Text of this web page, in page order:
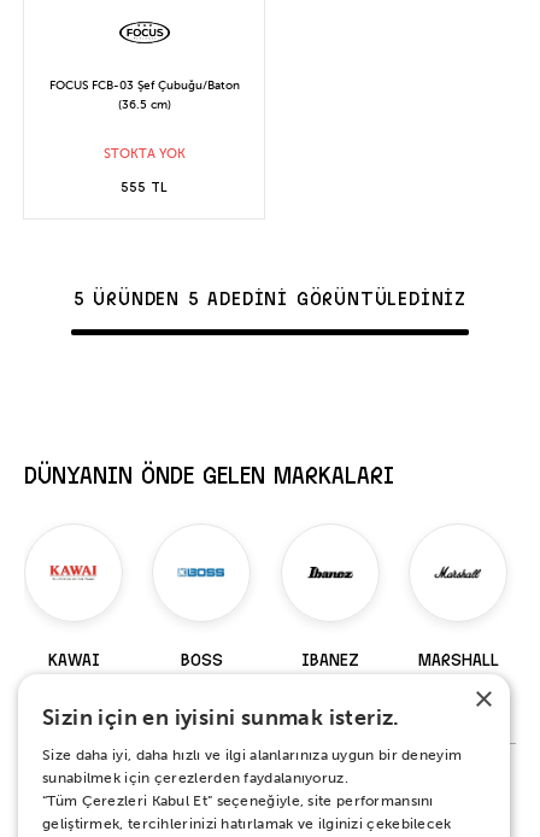
FOCUS FCB-03 Şef Çubuğu/Baton
(36.5 cm)
STOKTA YOK
555 TL
5 ÜRÜNDEN 5 ADEDİNİ GÖRÜNTÜLEDİNİZ
DÜNYANIN ÖNDE GELEN MARKALARI
KAWAI BOSS IBANEZ MARSHALL
147 Ürün
%100 MEMNUNİYET SÖZÜ
×
Sizin için en iyisini sunmak isteriz.
Size daha iyi, daha hızlı ve ilgi alanlarınıza uygun bir deneyim
sunabilmek için çerezlerden faydalanıyoruz.
“Tüm Çerezleri Kabul Et” seçeneğiyle, site performansını
geliştirmek, tercihlerinizi hatırlamak ve ilginizi çekebilecek